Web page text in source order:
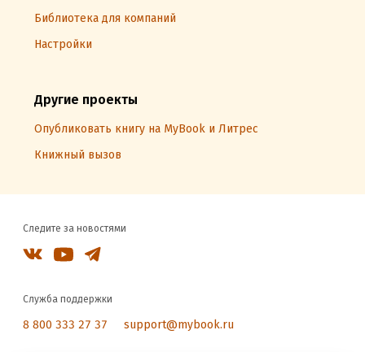
Библиотека для компаний
Настройки
Другие проекты
Опубликовать книгу на MyBook и Литрес
Книжный вызов
Следите за новостями
Служба поддержки
8 800 333 27 37 support@mybook.ru